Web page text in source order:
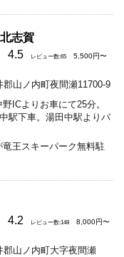
志賀
4.5 レビュー数:65
5,500円〜
郡山ノ内町夜間瀬11700-9
ICよりお車にて25分。
駅下車。湯田中駅よりバ
王スキーパーク無料駐
4.2 レビュー数:148
8,000円〜
郡山ノ内町大字夜間瀬